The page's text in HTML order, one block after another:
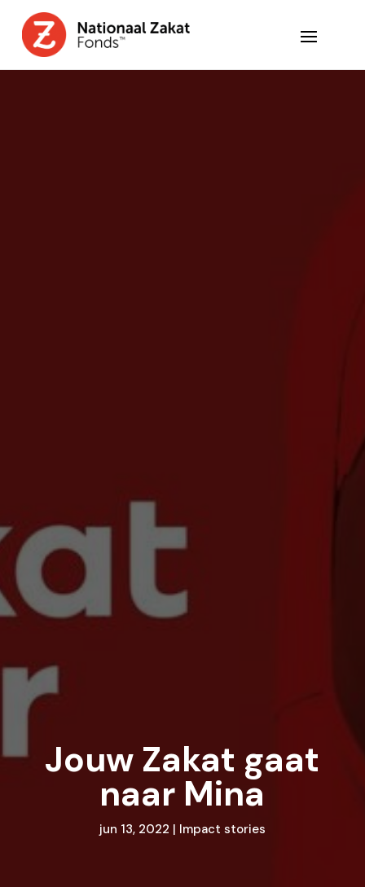
Jouw Zakat gaat
naar Mina
jun 13, 2022 | Impact stories